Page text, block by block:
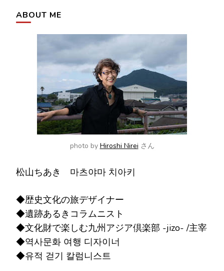
ョ
探
ABOUT ME
photo by Hiroshi Nirei さん
松山ちあき 마츠야마 치아키
◆歴史文化の旅デザイナー
◆遺跡あるきコラムニスト
◆文化財で楽しむ九州アジア倶楽部 -jizo- /主宰
◆역사문화 여행 디자이너
◆유적 걷기 칼럼니스트